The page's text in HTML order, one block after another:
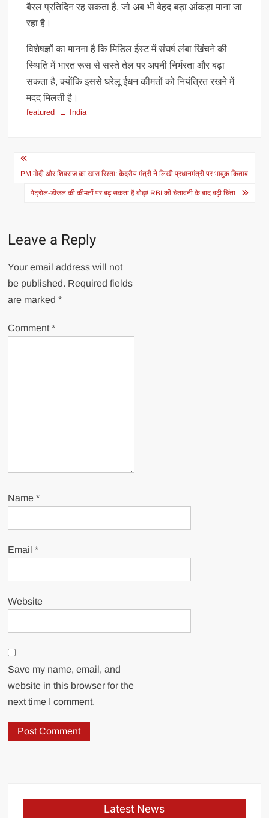
बैरल प्रतिदिन रह सकता है, जो अब भी बेहद बड़ा आंकड़ा माना जा
रहा है।
विशेषज्ञों का मानना है कि मिडिल ईस्ट में संघर्ष लंबा खिंचने की
स्थिति में भारत रूस से सस्ते तेल पर अपनी निर्भरता और बढ़ा
सकता है, क्योंकि इससे घरेलू ईंधन कीमतों को नियंत्रित रखने में
मदद मिलती है।
featured India
Post
navigation
PM मोदी और शिवराज का खास रिश्ता: केंद्रीय मंत्री ने लिखी प्रधानमंत्री पर भावुक किताब
पेट्रोल-डीजल की कीमतों पर बढ़ सकता है बोझ! RBI की चेतावनी के बाद बढ़ी चिंता
Leave a Reply
Your email address will not
be published. Required fields
are marked*
Comment*
Name*
Email*
Website
Save my name, email, and
website in this browser for the
next time I comment.
Latest News